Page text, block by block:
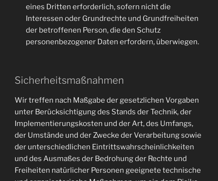
eines Dritten erforderlich, sofern nicht die
Interessen oder Grundrechte und Grundfreiheiten
der betroffenen Person, die den Schutz
personenbezogener Daten erfordern, überwiegen.
Sicherheitsmaßnahmen
Wir treffen nach Maßgabe der gesetzlichen Vorgaben
unter Berücksichtigung des Stands der Technik, der
Implementierungskosten und der Art, des Umfangs,
der Umstände und der Zwecke der Verarbeitung sowie
der unterschiedlichen Eintrittswahrscheinlichkeiten
und des Ausmaßes der Bedrohung der Rechte und
Freiheiten natürlicher Personen geeignete technische